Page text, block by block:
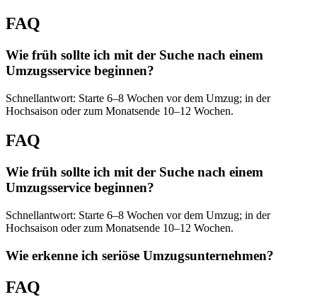
FAQ
Wie früh sollte ich mit der Suche nach einem
Umzugsservice beginnen?
Schnellantwort: Starte 6–8 Wochen vor dem Umzug; in der
Hochsaison oder zum Monatsende 10–12 Wochen.
FAQ
Wie früh sollte ich mit der Suche nach einem
Umzugsservice beginnen?
Schnellantwort: Starte 6–8 Wochen vor dem Umzug; in der
Hochsaison oder zum Monatsende 10–12 Wochen.
Wie erkenne ich seriöse Umzugsunternehmen?
FAQ